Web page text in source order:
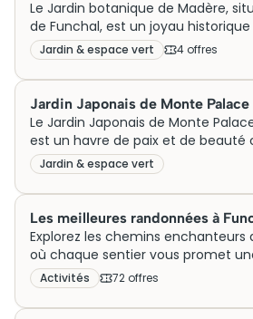
acheter leurs billets et profiter
contribuant ainsi à la popularité
emblème culturel.
Le Jardin botanique de Madère,
de Funchal, est un joyau
Initialement conçu pour préserver
endémiques, ce havre de
architecture paysagère et
Aujourd’hui, sa popularité en fait
pour les visiteurs.
Jardin & espace vert 4 offres
Jardin Japonais de Monte Palace
Le Jardin Japonais de Monte
est un havre de paix et de beauté
l’harmonie de la nature. Cet
abrite une collection
exotiques, de fleurs chatoyantes
étangs. Autrefois propriété privée,
musée vivant, enrichi par des
un musée minéralogique,
culturelle et historique
Jardin & espace vert
Les meilleures randonnées à
Explorez les chemins enchanteurs
où chaque sentier vous promet
inoubliable. Plongez au cœur
époustouflante en découvrant
idéaux pour tous les niveaux de
Activités 72 offres